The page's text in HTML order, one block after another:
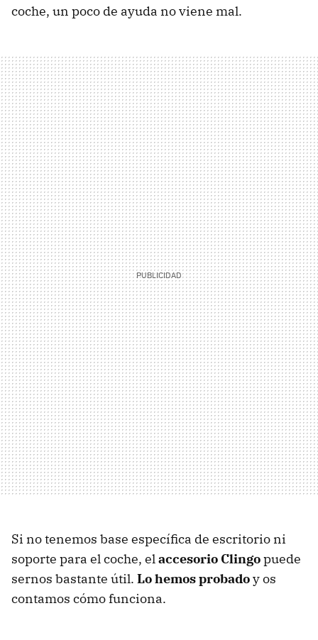
coche, un poco de ayuda no viene mal.
Si no tenemos base específica de escritorio ni
soporte para el coche, elaccesorio Clingopuede
sernos bastante útil. Lo hemos probadoy os
contamos cómo funciona.